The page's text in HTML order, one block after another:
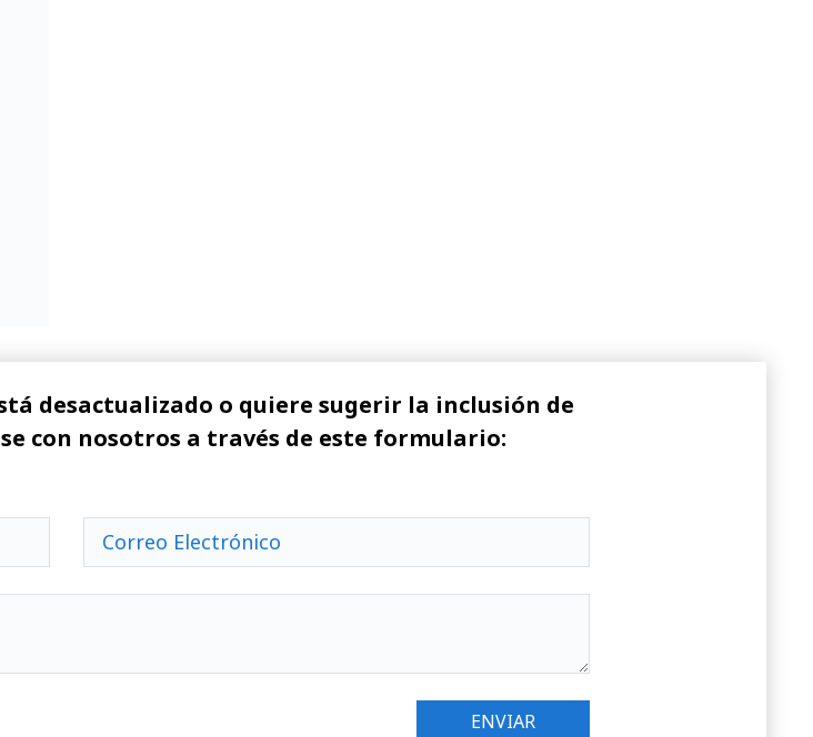
desactualizado o quiere sugerir la inclusión de
con nosotros a través de este formulario: